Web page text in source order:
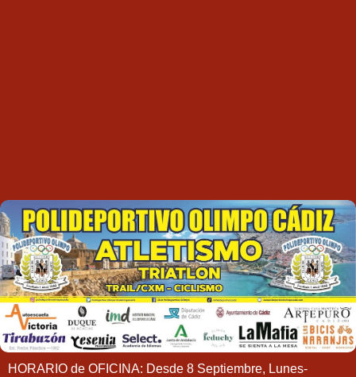
HORARIO de OFICINA: Desde 8 Septiembre, Lunes-